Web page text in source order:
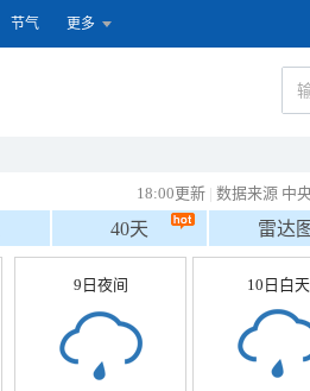
节气 更多
18:00更新 | 数据来源 中
40天 雷达图
9日夜间 10日白天